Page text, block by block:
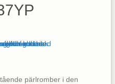
pärlromber i den